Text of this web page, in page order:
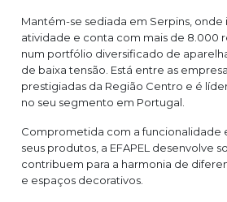
Mantém-se sediada em Serpins, onde
atividade e conta com mais de 8.000
num portfólio diversificado de
de baixa tensão. Está entre as
prestigiadas da Região Centro e é
no seu segmento em Portugal.
Comprometida com a funcionalidade
seus produtos, a EFAPEL desenvolve
contribuem para a harmonia de
e espaços decorativos.